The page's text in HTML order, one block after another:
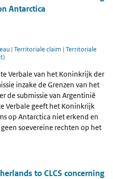
Antarctica
| Territoriale claim | Territoriale
Verbale van het Koninkrijk der
inzake de Grenzen van het
de submissie van Argentinië
Verbale geeft het Koninkrijk
op Antarctica niet erkend en
soevereine rechten op het
to CLCS concerning